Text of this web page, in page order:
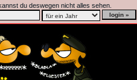
du deswegen nicht alles sehen.